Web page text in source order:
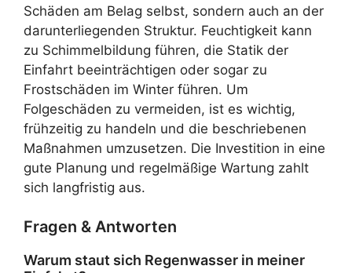
Schäden am Belag selbst, sondern auch an der
darunterliegenden Struktur. Feuchtigkeit kann
zu Schimmelbildung führen, die Statik der
Einfahrt beeinträchtigen oder sogar zu
Frostschäden im Winter führen. Um
Folgeschäden zu vermeiden, ist es wichtig,
frühzeitig zu handeln und die beschriebenen
Maßnahmen umzusetzen. Die Investition in eine
gute Planung und regelmäßige Wartung zahlt
sich langfristig aus.
Fragen & Antworten
Warum staut sich Regenwasser in meiner